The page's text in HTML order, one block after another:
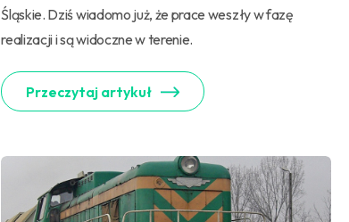
Śląskie. Dziś wiadomo już, że prace weszły w fazę
realizacji i są widoczne w terenie.
Przeczytaj artykuł